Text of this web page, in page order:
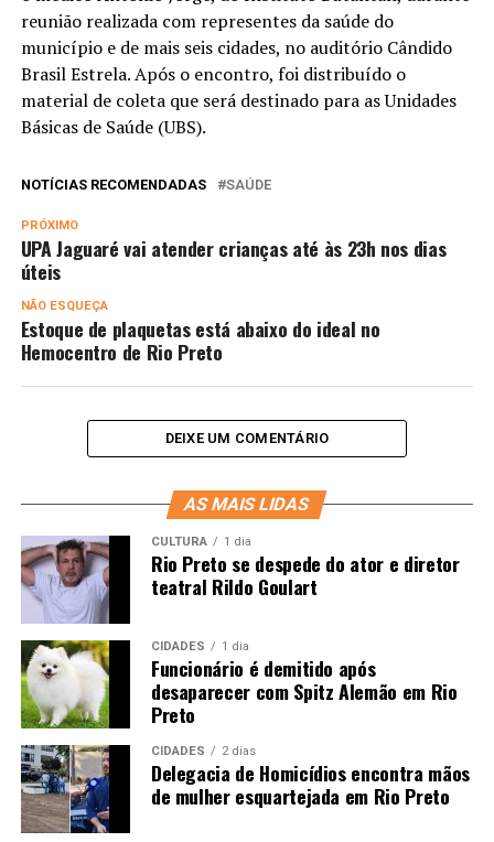
reunião realizada com representes da saúde do
município e de mais seis cidades, no auditório Cândido
Brasil Estrela. Após o encontro, foi distribuído o
material de coleta que será destinado para as Unidades
Básicas de Saúde (UBS).
NOTÍCIAS RECOMENDADAS SAÚDE
PRÓXIMO
UPA Jaguaré vai atender crianças até às 23h nos dias
úteis
NÃO ESQUEÇA
Estoque de plaquetas está abaixo do ideal no
Hemocentro de Rio Preto
DEIXE UM COMENTÁRIO
AS MAIS LIDAS
CULTURA 1 dia
Rio Preto se despede do ator e diretor
teatral Rildo Goulart
CIDADES 1 dia
Funcionário é demitido após
desaparecer com Spitz Alemão em Rio
Preto
CIDADES 2 dias
Delegacia de Homicídios encontra mãos
de mulher esquartejada em Rio Preto